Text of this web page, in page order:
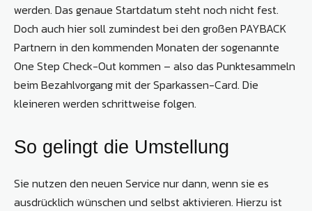
werden. Das genaue Startdatum steht noch nicht fest.
Doch auch hier soll zumindest bei den großen PAYBACK
Partnern in den kommenden Monaten der sogenannte
One Step Check-Out kommen – also das Punktesammeln
beim Bezahlvorgang mit der Sparkassen-Card. Die
kleineren werden schrittweise folgen.
So gelingt die Umstellung
Sie nutzen den neuen Service nur dann, wenn sie es
ausdrücklich wünschen und selbst aktivieren. Hierzu ist